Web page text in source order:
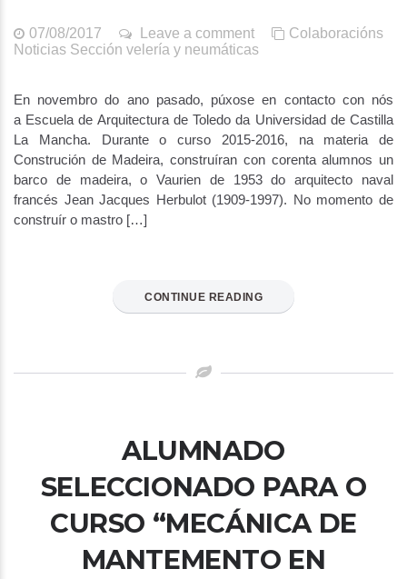
07/08/2017 Leave a comment
Colaboracións
Noticias Sección velería y neumáticas
En novembro do ano pasado, púxose en contacto con nós
a Escuela de Arquitectura de Toledo da Universidad de Castilla
La Mancha. Durante o curso 2015-2016, na materia de
Construción de Madeira, construíran con corenta alumnos un
barco de madeira, o Vaurien de 1953 do arquitecto naval
francés Jean Jacques Herbulot (1909-1997). No momento de
construír o mastro […]
CONTINUE READING
ALUMNADO
SELECCIONADO PARA O
CURSO “MECÁNICA DE
MANTEMENTO EN